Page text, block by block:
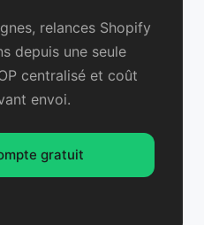
relances Shopify
depuis une seule
centralisé et coût
envoi.
gratuit